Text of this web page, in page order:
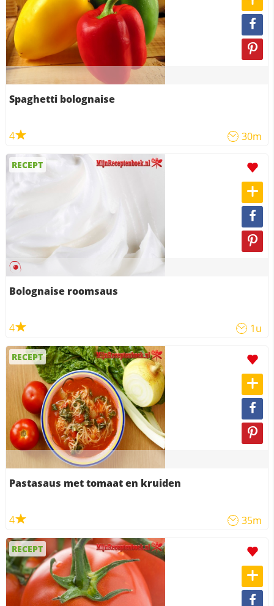
Spaghetti bolognaise
4 30m
RECEPT
Bolognaise roomsaus
4 1u
RECEPT
Pastasaus met tomaat en kruiden
4 35m
RECEPT